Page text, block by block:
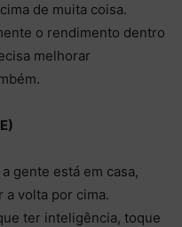
de muita coisa.
o rendimento dentro
melhorar
gente está em casa,
a volta por cima.
ter inteligência, toque